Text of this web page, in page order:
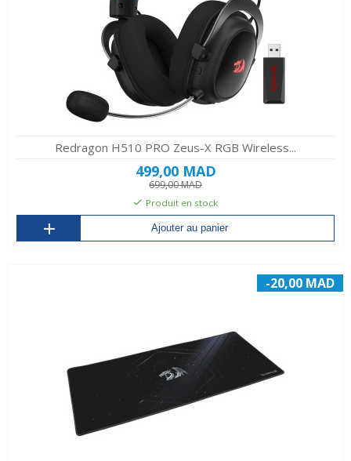
Redragon H510 PRO Zeus-X RGB Wireless...
499,00 MAD
699,00 MAD
Produit en stock
Ajouter au panier
-20,00 MAD